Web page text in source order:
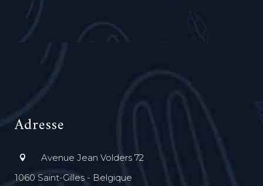
Adresse
Avenue Jean Volders 72
1060 Saint-Gilles - Belgique